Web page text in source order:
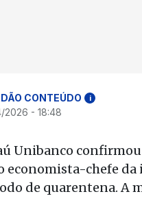
CONTEÚDO i
2026 - 18:48
Unibanco
economista-chefe da
de quarentena. A